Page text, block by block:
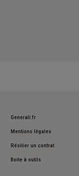
Generali.fr
Mentions légales
Résilier un contrat
Boite à outils